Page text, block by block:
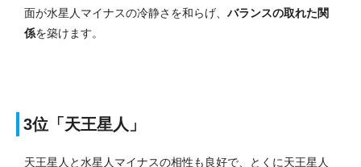
面が水星人マイナスの冷静さを和らげ、 バランスの取れた関
係を築けます。
3位「天王星人」
天王星人と水星人マイナスの相性も良好で、とくに天王星人